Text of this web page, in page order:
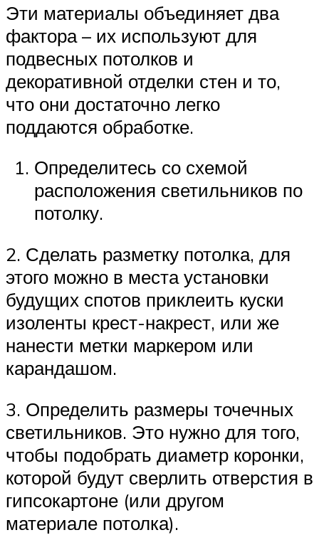
Эти материалы объединяет два
фактора – их используют для
подвесных потолков и
декоративной отделки стен и то,
что они достаточно легко
поддаются обработке.
Определитесь со схемой
расположения светильников по
потолку.
2. Сделать разметку потолка, для
этого можно в места установки
будущих спотов приклеить куски
изоленты крест-накрест, или же
нанести метки маркером или
карандашом.
3. Определить размеры точечных
светильников. Это нужно для того,
чтобы подобрать диаметр коронки,
которой будут сверлить отверстия в
гипсокартоне (или другом
материале потолка).